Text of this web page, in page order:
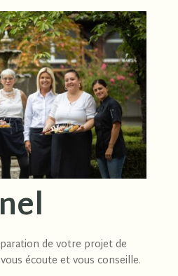
de votre projet de
écoute et vous conseille.